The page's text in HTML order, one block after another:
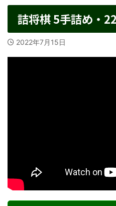
詰将棋 5手詰め・
2022年7月15日